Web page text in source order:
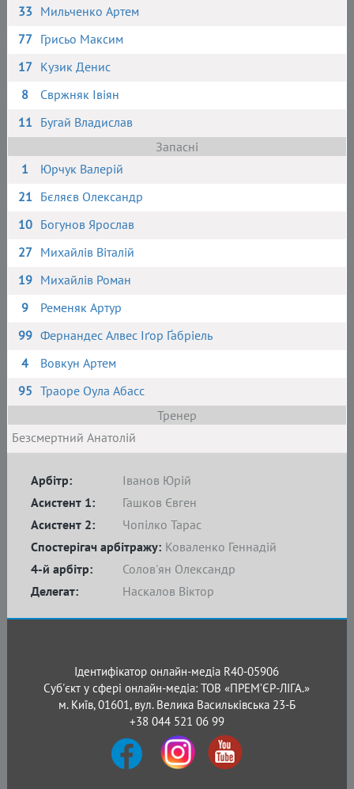
33 Мильченко Артем
77 Грисьо Максим
17 Кузик Денис
8
Свржняк Івіян
11 Бугай Владислав
Запасні
1
Юрчук Валерій
21 Бєляєв Олександр
10 Богунов Ярослав
27 Михайлів Віталій
19 Михайлів Роман
9
Ременяк Артур
99 Фернандес Алвес Іґор Ґабріель
4
Вовкун Артем
95 Траоре Оула Абасс
Тренер
Безсмертний Анатолій
Арбітр:
Іванов Юрій
Асистент 1:
Гашков Євген
Асистент 2:
Чопілко Тарас
4-й арбітр:
Солов'ян Олександр
Делегат:
Наскалов Віктор
Спостерігач арбітражу: Коваленко Геннадій
Ідентифікатор онлайн-медіа R40-05906
Суб'єкт у сфері онлайн-медіа: ТОВ «ПРЕМ’ЄР-ЛІГА.»
м. Київ, 01601, вул. Велика Васильківська 23-Б
+38 044 521 06 99